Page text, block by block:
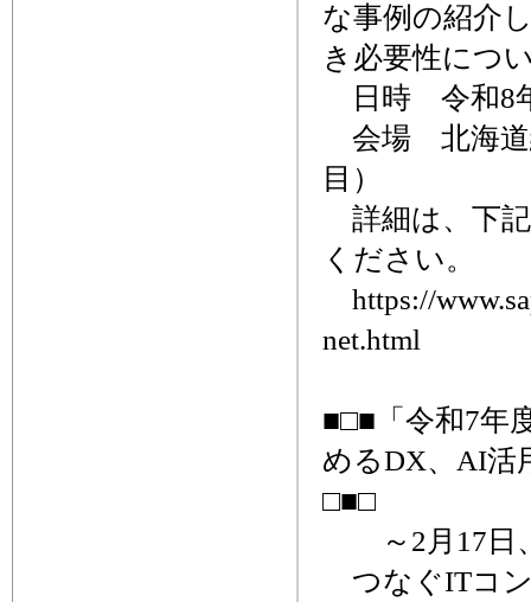
な事例の紹介
き必要性につ
日時 令和8年
会場 北海道
目）
詳細は、下
ください。
https://
net.html
■□■「令和7年
めるDX、AI
□■□
～2月17日
つなぐITコン